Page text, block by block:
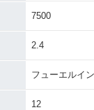
7500
2.4
フューエルイ
12